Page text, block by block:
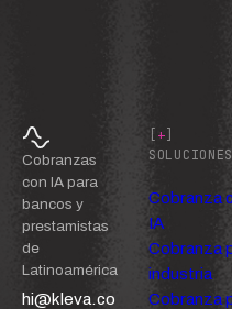
Cobranzas
con IA para
bancos y
prestamistas
de
Latinoamérica
hi@kleva.co
[+]
SOLUCIONES
Cobranza
IA
Cobranza
industria
Cobranza